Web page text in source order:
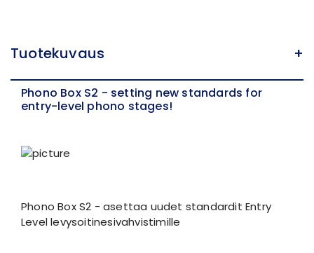
Tuotekuvaus +
Phono Box S2 - setting new standards for
entry-level phono stages!
Phono Box S2 - asettaa uudet standardit Entry
Level levysoitinesivahvistimille